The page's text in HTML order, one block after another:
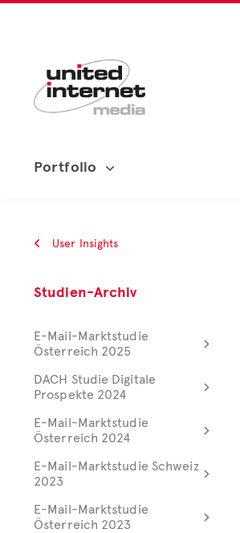
Portfolio
User Insights
Studien-Archiv
E-Mail-Marktstudie
Österreich 2025
DACH Studie Digitale
Prospekte 2024
E-Mail-Marktstudie
Österreich 2024
E-Mail-Marktstudie Schweiz
2023
E-Mail-Marktstudie
Österreich 2023